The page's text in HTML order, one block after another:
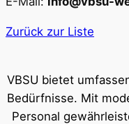
Zurück zur Liste
VBSU bietet
Bedürfnisse. Mit
Personal